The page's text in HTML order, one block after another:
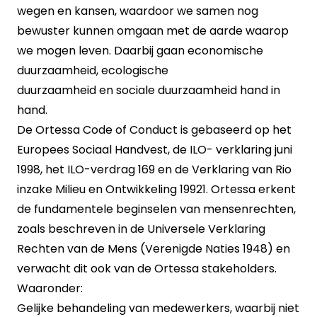
wegen en kansen, waardoor we samen nog
bewuster kunnen omgaan met de aarde waarop
we mogen leven. Daarbij gaaneconomische
duurzaamheid,ecologische
duurzaamheidensociale duurzaamheid hand in
hand.
De Ortessa Code of Conduct is gebaseerd op het
Europees Sociaal Handvest, de ILO- verklaring juni
1998, het ILO-verdrag 169 en de Verklaring van Rio
inzake Milieu en Ontwikkeling 19921. Ortessa erkent
de fundamentele beginselen van mensenrechten,
zoals beschreven in de Universele Verklaring
Rechten van de Mens (Verenigde Naties 1948) en
verwacht dit ook van de Ortessa stakeholders.
Waaronder:
Gelijke behandeling van medewerkers, waarbij niet